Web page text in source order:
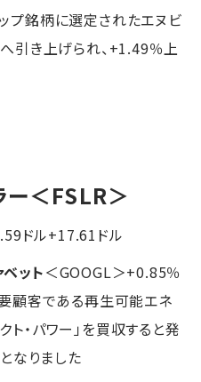
プ銘柄に選定されたエヌビ
引き上げられ、+1.49％上
ー＜FSLR＞
ドル+17.61ドル
ット＜GOOGL＞+0.85％
要顧客である再生可能エネ
・パワー」を買収すると発
なりました